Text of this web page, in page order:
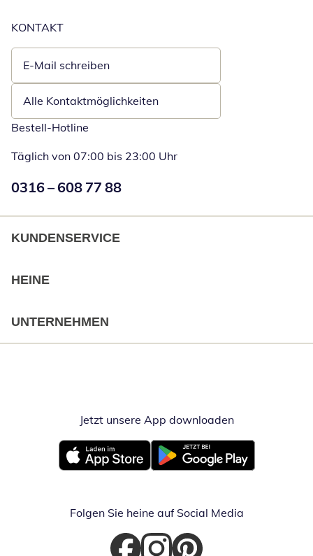
KONTAKT
E-Mail schreiben
Öffnet E-Mail-Client
Alle Kontaktmöglichkeiten
Bestell-Hotline
Täglich von 07:00 bis 23:00 Uhr
Numéro de téléphone:
0316 – 608 77 88
KUNDENSERVICE
HEINE
UNTERNEHMEN
Jetzt unsere App downloadenÖffnet in
Öffnet in neuem FensterÖffnet in neuem Fenster
Folgen Sie heine auf Social Media